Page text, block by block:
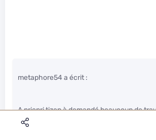
metaphore54 a écrit :
A priopri tizen à demandé beaucoup de
rendre viable. Donc ce n’est pas dit que
l’argent pour le mener au bout.